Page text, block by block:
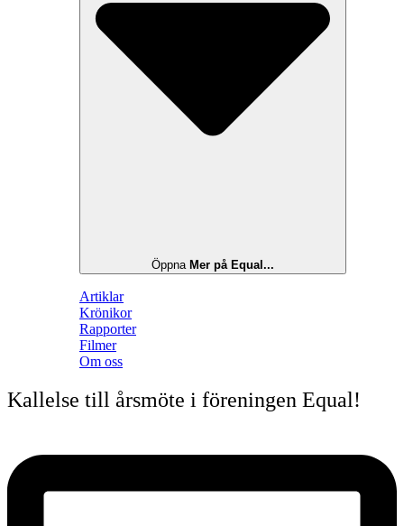
Öppna Mer på Equal...
Artiklar
Krönikor
Rapporter
Filmer
Om oss
Kallelse till årsmöte i föreningen Equal!